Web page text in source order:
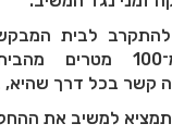
להתקרב לבית
קשר בכל דרך שהיא,
למשיב את ההחלטה